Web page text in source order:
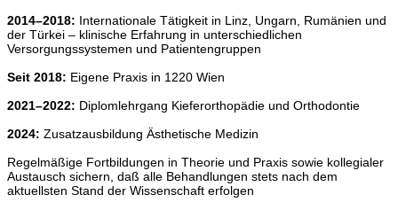
2014–2018: Internationale Tätigkeit in Linz, Ungarn, Rumänien und
der Türkei – klinische Erfahrung in unterschiedlichen
Versorgungssystemen und Patientengruppen
Seit 2018: Eigene Praxis in 1220 Wien
2021–2022: Diplomlehrgang Kieferorthopädie und Orthodontie
2024: Zusatzausbildung Ästhetische Medizin
Regelmäßige Fortbildungen in Theorie und Praxis sowie kollegialer
Austausch sichern, daß alle Behandlungen stets nach dem
aktuellsten Stand der Wissenschaft erfolgen